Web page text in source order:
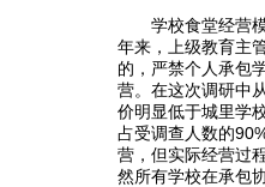
学校食堂经营模
年来，上级教育主
的，严禁个人承包
营。在这次调研中
价明显低于城里学
占受调查人数的
营，但实际经营过
然所有学校在承包